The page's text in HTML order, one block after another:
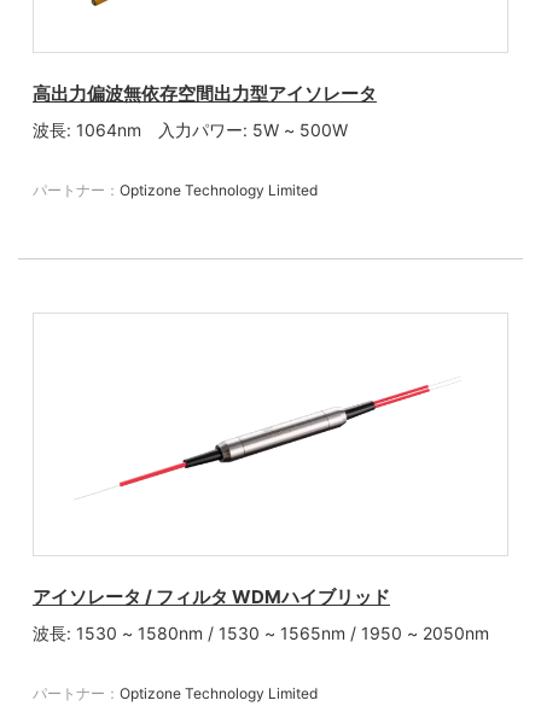
高出力偏波無依存空間出力型アイソレータ
波長: 1064nm 入力パワー: 5W ~ 500W
パートナー： Optizone Technology Limited
アイソレータ / フィルタ WDMハイブリッド
波長: 1530 ~ 1580nm / 1530 ~ 1565nm / 1950 ~ 2050nm
パートナー： Optizone Technology Limited